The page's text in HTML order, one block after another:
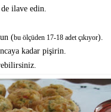
ilave edin.
(bu ölçüden 17-18 adet çıkıyor).
kadar pişirin.